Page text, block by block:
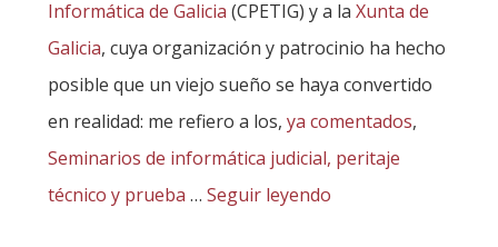
Informática de Galicia (CPETIG) y a la Xunta de
Galicia, cuya organización y patrocinio ha hecho
posible que un viejo sueño se haya convertido
en realidad: me refiero a los, ya comentados,
Seminarios de informática judicial, peritaje
técnico y prueba … Seguir leyendo